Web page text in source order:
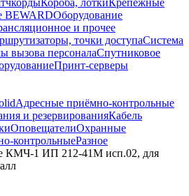
BEWARDОборудование
и прочее
точки доступаСистема
вызова персоналаСпутниковое
Принт-серверы
Адресные приёмно-контрольные
и резервированияКабель
ОповещателиОхранные
контрольныеРазное
КМЧ-1 ИП 212-41М исп.02, для